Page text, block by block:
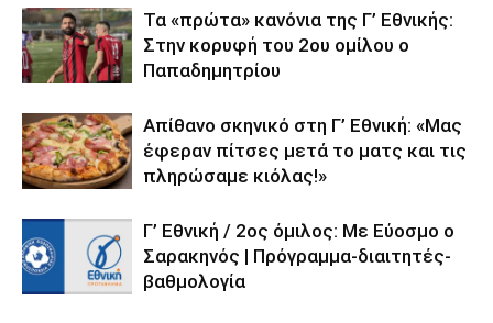
Τα «πρώτα» κανόνια της Γ’ Εθνικής:
Στην κορυφή του 2ου ομίλου ο
Παπαδημητρίου
Απίθανο σκηνικό στη Γ’ Εθνική: «Μας
έφεραν πίτσες μετά το ματς και τις
πληρώσαμε κιόλας!»
Γ’ Εθνική / 2ος όμιλος: Με Εύοσμο ο
Σαρακηνός | Πρόγραμμα-διαιτητές-
βαθμολογία